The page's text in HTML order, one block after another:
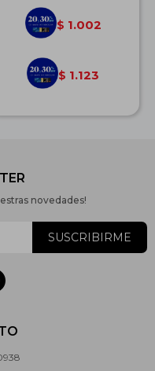
$ 1.002
$ 1.123
novedades!
SUSCRIBIRME